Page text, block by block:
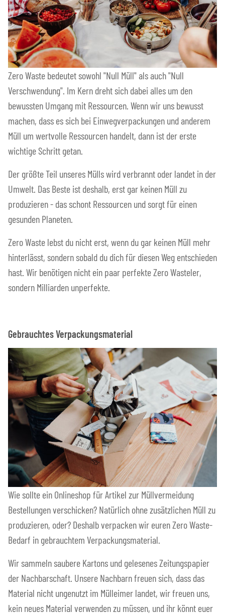
Zero Waste bedeutet sowohl "Null Müll" als auch "Null
Verschwendung". Im Kern dreht sich dabei alles um den
bewussten Umgang mit Ressourcen. Wenn wir uns bewusst
machen, dass es sich bei Einwegverpackungen und anderem
Müll um wertvolle Ressourcen handelt, dann ist der erste
wichtige Schritt getan.
Der größte Teil unseres Mülls wird verbrannt oder landet in der
Umwelt. Das Beste ist deshalb, erst gar keinen Müll zu
produzieren - das schont Ressourcen und sorgt für einen
gesunden Planeten.
Zero Waste lebst du nicht erst, wenn du gar keinen Müll mehr
hinterlässt, sondern sobald du dich für diesen Weg entschieden
hast. Wir benötigen nicht ein paar perfekte Zero Wasteler,
sondern Milliarden unperfekte.
Gebrauchtes Verpackungsmaterial
Wie sollte ein Onlineshop für Artikel zur Müllvermeidung
Bestellungen verschicken? Natürlich ohne zusätzlichen Müll zu
produzieren, oder? Deshalb verpacken wir euren Zero Waste-
Bedarf in gebrauchtem Verpackungsmaterial.
Wir sammeln saubere Kartons und gelesenes Zeitungspapier
der Nachbarschaft. Unsere Nachbarn freuen sich, dass das
Material nicht ungenutzt im Mülleimer landet, wir freuen uns,
kein neues Material verwenden zu müssen, und ihr könnt euer